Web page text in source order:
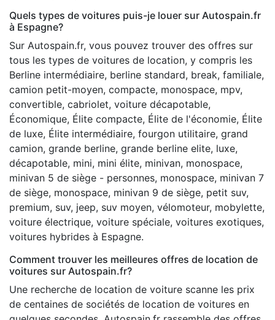
Quels types de voitures puis-je louer sur Autospain.fr
à Espagne?
Sur Autospain.fr, vous pouvez trouver des offres sur
tous les types de voitures de location, y compris les
Berline intermédiaire, berline standard, break, familiale,
camion petit-moyen, compacte, monospace, mpv,
convertible, cabriolet, voiture décapotable,
Économique, Élite compacte, Élite de l'économie, Élite
de luxe, Élite intermédiaire, fourgon utilitaire, grand
camion, grande berline, grande berline elite, luxe,
décapotable, mini, mini élite, minivan, monospace,
minivan 5 de siège - personnes, monospace, minivan 7
de siège, monospace, minivan 9 de siège, petit suv,
premium, suv, jeep, suv moyen, vélomoteur, mobylette,
voiture électrique, voiture spéciale, voitures exotiques,
voitures hybrides à Espagne.
Comment trouver les meilleures offres de location de
voitures sur Autospain.fr?
Une recherche de location de voiture scanne les prix
de centaines de sociétés de location de voitures en